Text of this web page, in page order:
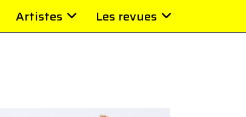
Artistes Les revues